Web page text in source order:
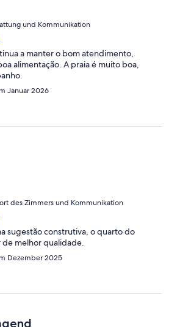
und Kommunikation
a manter o bom atendimento,
alimentação. A praia é muito boa,
Januar 2026
des Zimmers und Kommunikation
sugestão construtiva, o quarto do
de melhor qualidade.
Dezember 2025